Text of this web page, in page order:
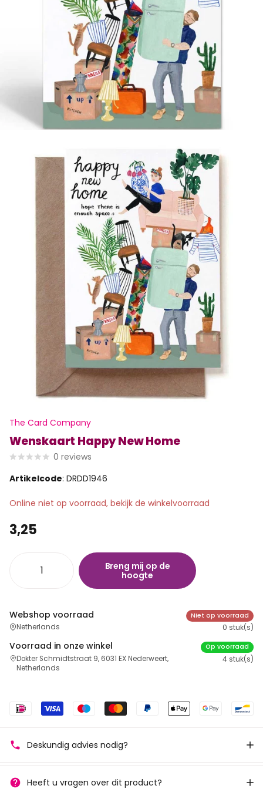
The Card Company
Wenskaart Happy New Home
0 reviews
Artikelcode: DRDD1946
Online niet op voorraad, bekijk de winkelvoorraad
3,25
Breng mij op de
hoogte
Webshop voorraad
Netherlands
Niet op voorraad
0 stuk(s)
Voorraad in onze winkel
Dokter Schmidtstraat 9, 6031 EX Nederweert,
Netherlands
Op voorraad
4 stuk(s)
Deskundig advies nodig?
Heeft u vragen over dit product?